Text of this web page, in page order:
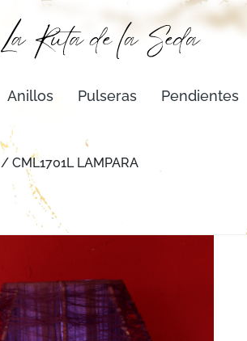
Anillos Pulseras Pendientes
/ CML1701L LAMPARA